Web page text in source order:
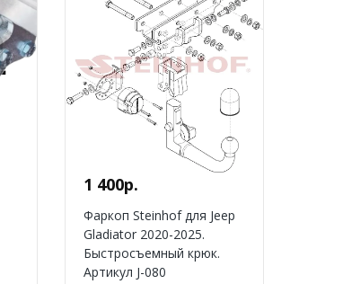
1 400р.
Фаркоп Steinhof для Jeep
Gladiator 2020-2025.
Быстросъемный крюк.
Артикул J-080